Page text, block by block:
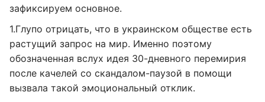
зафиксируем основное.
1.Глупо отрицать, что в украинском обществе есть
растущий запрос на мир. Именно поэтому
обозначенная вслух идея 30-дневного перемирия
после качелей со скандалом-паузой в помощи
вызвала такой эмоциональный отклик.